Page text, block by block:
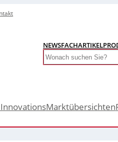
NEWSFACHARTIKEL
Search
Marktübersichten